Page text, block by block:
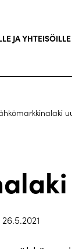
JA YHTEISÖILLE